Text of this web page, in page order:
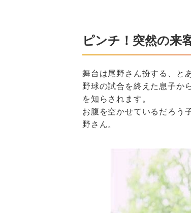
ピンチ！突然の
舞台は尾野さん扮する、と
野球の試合を終えた息子か
を知らされます。
お腹を空かせているだろう
野さん。